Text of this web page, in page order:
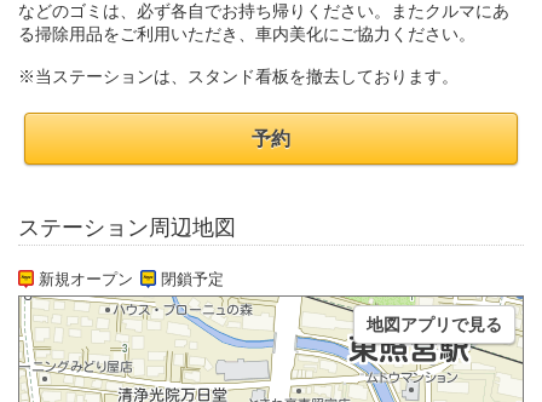
などのゴミは、必ず各自でお持ち帰りください。またクルマにあ
る掃除用品をご利用いただき、車内美化にご協力ください。
※当ステーションは、スタンド看板を撤去しております。
予約
ステーション周辺地図
新規オープン 閉鎖予定
地図アプリで見る